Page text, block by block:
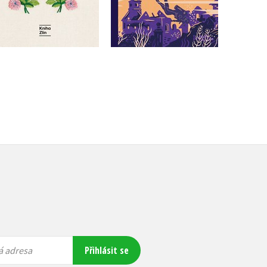
375 Kč 449 Kč
359 Kč
adresa Přihlásit se